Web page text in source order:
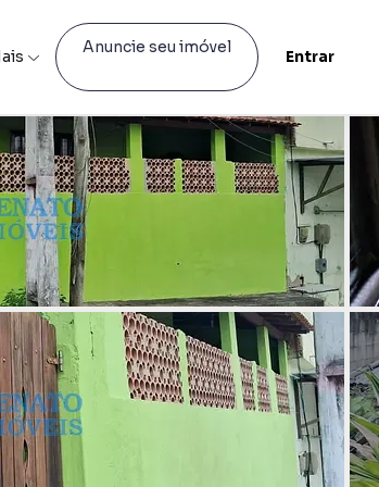
Anuncie seu imóvel Entrar